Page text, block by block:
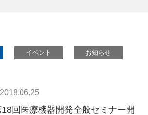
イベント お知らせ
2018.06.25
18回医療機器開発全般セミナー開